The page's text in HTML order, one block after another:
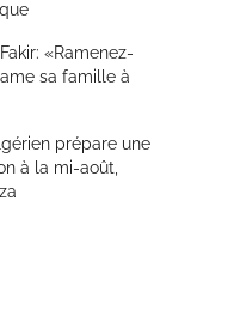
«Ramenez-
sa famille à
prépare une
à la mi-août,